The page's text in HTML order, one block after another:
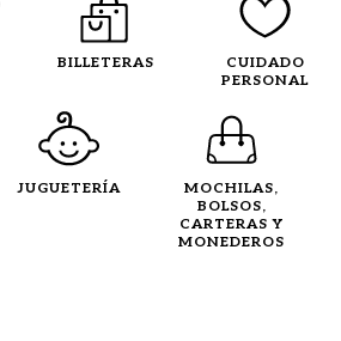
BILLETERAS
CUIDADO
PERSONAL
JUGUETERÍA
MOCHILAS,
BOLSOS,
CARTERAS Y
MONEDEROS